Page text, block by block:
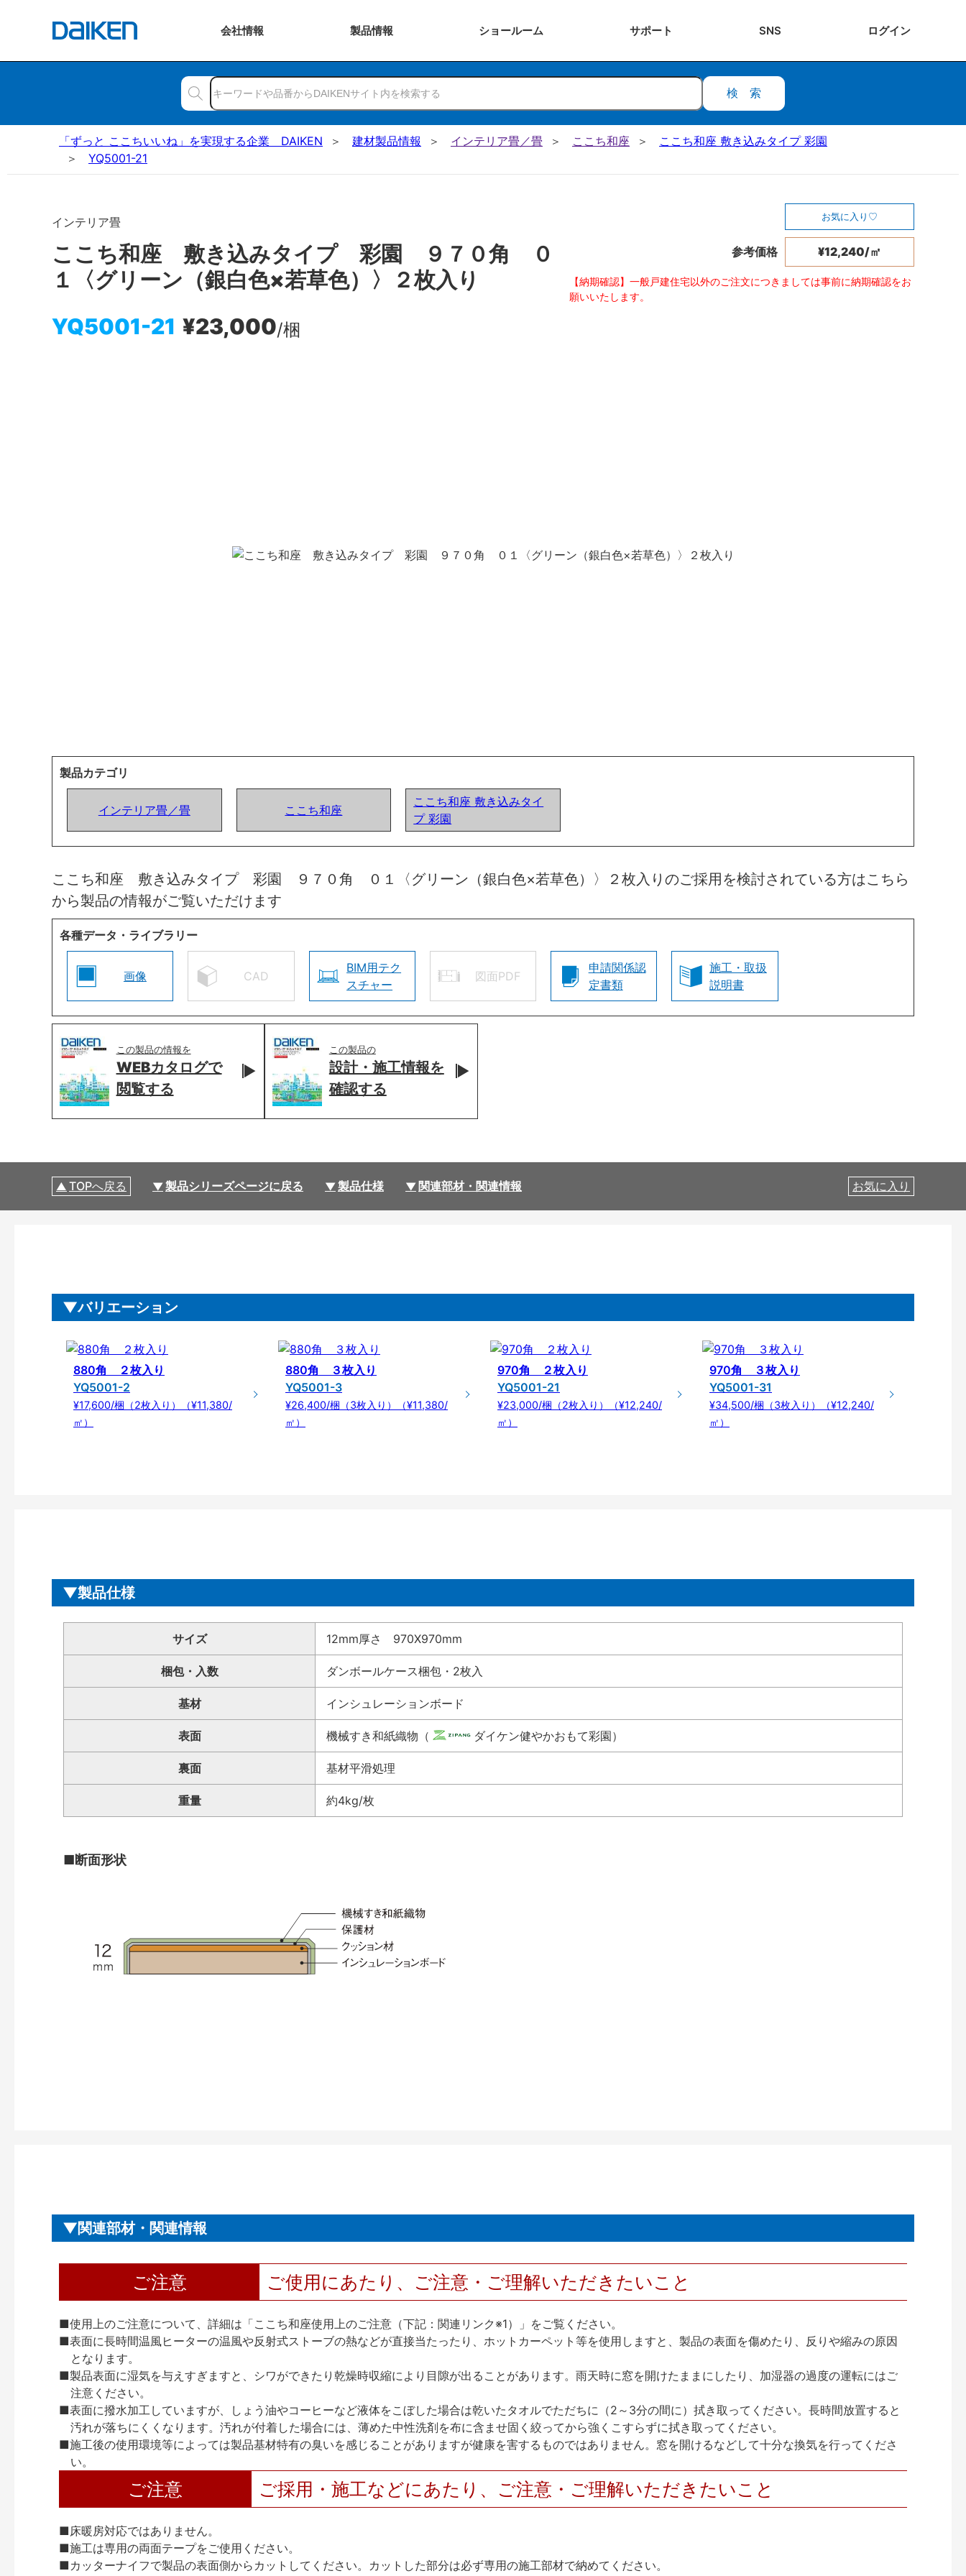
会社情報 製品情報 ショールーム サポート SNS ログイン
検索
「ずっと ここちいいね」を実現する企業 DAIKEN 建材製品情報 インテリア畳／畳 ここち和座
ここち和座 敷き込みタイプ 彩園
YQ5001-21
インテリア畳
ここち和座 敷き込みタイプ 彩園 ９７０角 ０
１〈グリーン（銀白色×若草色）〉２枚入り
YQ5001-21 ¥23,000/梱
お気に入り
参考価格 ¥12,240/㎡
【納期確認】一般戸建住宅以外のご注文につきましては事前に納期確認をお
願いいたします。
製品カテゴリ
インテリア畳／畳 ここち和座
ここち和座 敷き込みタイ
プ 彩園
ここち和座 敷き込みタイプ 彩園 ９７０角 ０１〈グリーン（銀白色×若草色）〉２枚入りのご採用を検討されている方はこちら
から製品の情報がご覧いただけます
各種データ・ライブラリー
画像 CAD
BIM用テク
スチャー
図面PDF
申請関係認
定書類
施工・取扱
説明書
この製品の情報を
WEBカタログで
閲覧する
この製品の
設計・施工情報を
確認する
TOPへ戻る 製品シリーズページに戻る 製品仕様 関連部材・関連情報 お気に入り
バリエーション
880角 ２枚入り
YQ5001-2
¥17,600/梱（2枚入り）（¥11,380/
㎡）
880角 ３枚入り
YQ5001-3
¥26,400/梱（3枚入り）（¥11,380/
㎡）
970角 ２枚入り
YQ5001-21
¥23,000/梱（2枚入り）（¥12,240/
㎡）
970角 ３枚入り
YQ5001-31
¥34,500/梱（3枚入り）（¥12,240/
㎡）
製品仕様
サイズ 12mm厚さ 970X970mm
梱包・入数 ダンボールケース梱包・2枚入
基材 インシュレーションボード
表面 機械すき和紙織物（ ダイケン健やかおもて彩園）
裏面 基材平滑処理
重量 約4kg/枚
■断面形状
関連部材・関連情報
ご注意 ご使用にあたり、ご注意・ご理解いただきたいこと
■使用上のご注意について、詳細は「ここち和座使用上のご注意（下記：関連リンク※1）」をご覧ください。
■表面に長時間温風ヒーターの温風や反射式ストーブの熱などが直接当たったり、ホットカーペット等を使用しますと、製品の表面を傷めたり、反りや縮みの原因
となります。
■製品表面に湿気を与えすぎますと、シワができたり乾燥時収縮により目隙が出ることがあります。雨天時に窓を開けたままにしたり、加湿器の過度の運転にはご
注意ください。
■表面に撥水加工していますが、しょう油やコーヒーなど液体をこぼした場合は乾いたタオルでただちに（2～3分の間に）拭き取ってください。長時間放置すると
汚れが落ちにくくなります。汚れが付着した場合には、薄めた中性洗剤を布に含ませ固く絞ってから強くこすらずに拭き取ってください。
■施工後の使用環境等によっては製品基材特有の臭いを感じることがありますが健康を害するものではありません。窓を開けるなどして十分な換気を行ってくださ
い。
ご注意 ご採用・施工などにあたり、ご注意・ご理解いただきたいこと
■床暖房対応ではありません。
■施工は専用の両面テープをご使用ください。
■カッターナイフで製品の表面側からカットしてください。カットした部分は必ず専用の施工部材で納めてください。